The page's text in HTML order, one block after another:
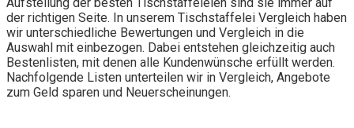
der richtigen Seite. In unserem Tischstaffelei Vergleich haben
wir unterschiedliche Bewertungen und Vergleich in die
Auswahl mit einbezogen. Dabei entstehen gleichzeitig auch
Bestenlisten, mit denen alle Kundenwünsche erfüllt werden.
Nachfolgende Listen unterteilen wir in Vergleich, Angebote
zum Geld sparen und Neuerscheinungen.